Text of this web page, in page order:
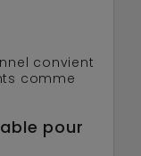
convient
comme
pour